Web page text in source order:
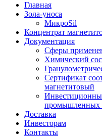
Главная
Зола-уноса
МикроSil
Концентрат
Документация
Сферы
Химический
Сертификат
магнетитовый
промышленных
Доставка
Инвесторам
Контакты